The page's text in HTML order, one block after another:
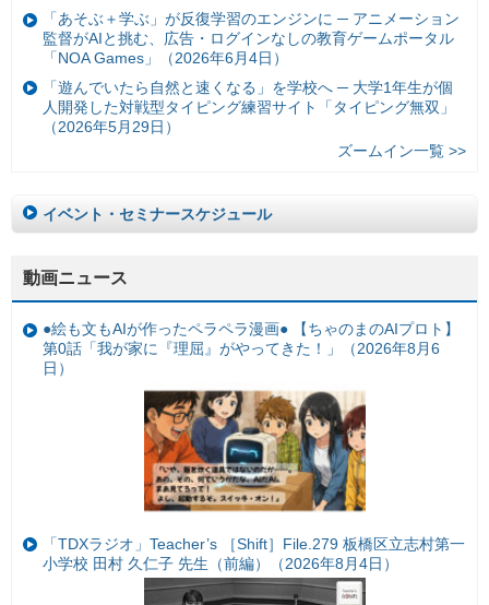
「あそぶ＋学ぶ」が反復学習のエンジンに ─ アニメーション
監督がAIと挑む、広告・ログインなしの教育ゲームポータル
「NOA Games」（2026年6月4日）
「遊んでいたら自然と速くなる」を学校へ ─ 大学1年生が個
人開発した対戦型タイピング練習サイト「タイピング無双」
（2026年5月29日）
ズームイン一覧 >>
イベント・セミナースケジュール
動画ニュース
●絵も文もAIが作ったペラペラ漫画● 【ちゃのまのAIプロト】
第0話「我が家に『理屈』がやってきた！」（2026年8月6
日）
「TDXラジオ」Teacher’s ［Shift］File.279 板橋区立志村第一
小学校 田村 久仁子 先生（前編）（2026年8月4日）